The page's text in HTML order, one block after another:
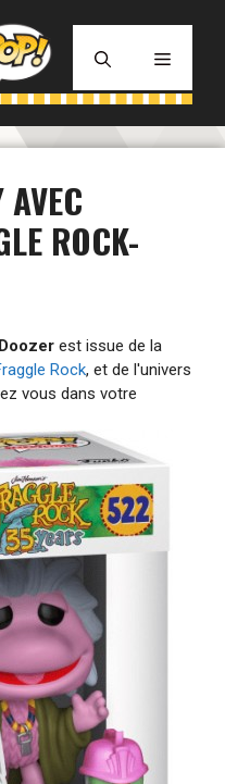
MENU
ROCK-
est issue de la
Rock, et de l'univers
vous dans votre